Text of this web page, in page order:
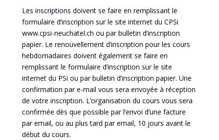
Les inscriptions doivent se faire en remplissant le
formulaire d’inscription sur le site internet du CPSi
www.cpsi-neuchatel.ch ou par bulletin d’inscription
papier. Le renouvellement d’inscription pour les cours
hebdomadaires doivent également se faire en
remplissant le formulaire d’inscription sur le site
internet du PSi ou par bulletin d’inscription papier. Une
confirmation par e-mail vous sera envoyée à réception
de votre inscription. L’organisation du cours vous sera
confirmée dès que possible par l’envoi d’une facture
par email, ou au plus tard par email, 10 jours avant le
début du cours.